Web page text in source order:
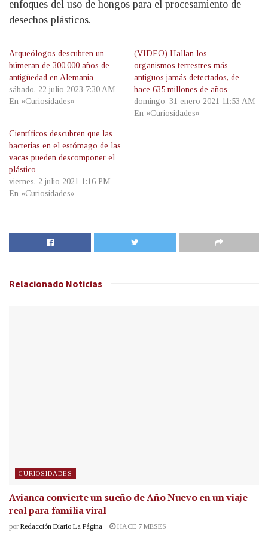
enfoques del uso de hongos para el procesamiento de
desechos plásticos.
Arqueólogos descubren un
búmeran de 300.000 años de
antigüedad en Alemania
sábado, 22 julio 2023 7:30 AM
En «Curiosidades»
(VIDEO) Hallan los
organismos terrestres más
antiguos jamás detectados, de
hace 635 millones de años
domingo, 31 enero 2021 11:53 AM
En «Curiosidades»
Científicos descubren que las
bacterias en el estómago de las
vacas pueden descomponer el
plástico
viernes, 2 julio 2021 1:16 PM
En «Curiosidades»
Relacionado Noticias
CURIOSIDADES
Avianca convierte un sueño de Año Nuevo en un viaje
real para familia viral
por Redacción Diario La Página HACE 7 MESES